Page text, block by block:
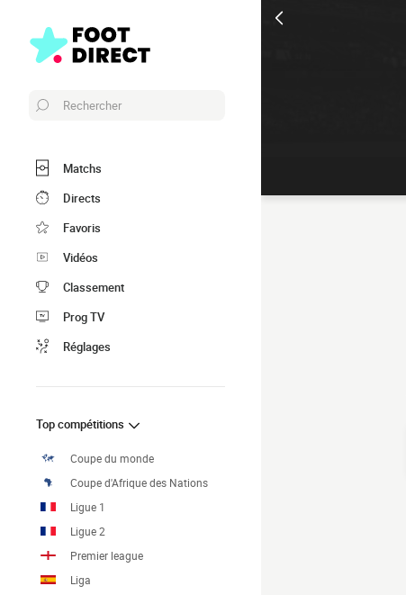
Rechercher
Matchs
Directs
Favoris
Vidéos
Classement
Prog TV
Réglages
Top compétitions
Coupe du monde
Coupe d'Afrique des Nations
Ligue 1
Ligue 2
Premier league
Liga